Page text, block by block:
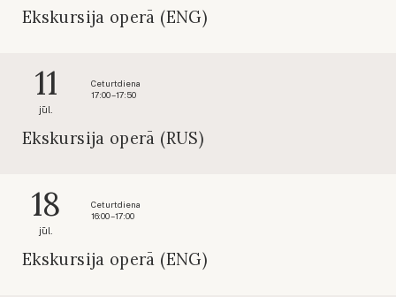
Ekskursija operā (ENG)
11
jūl.
Ceturtdiena
17:00 – 17:50
Ekskursija operā (RUS)
18
jūl.
Ceturtdiena
16:00 – 17:00
Ekskursija operā (ENG)